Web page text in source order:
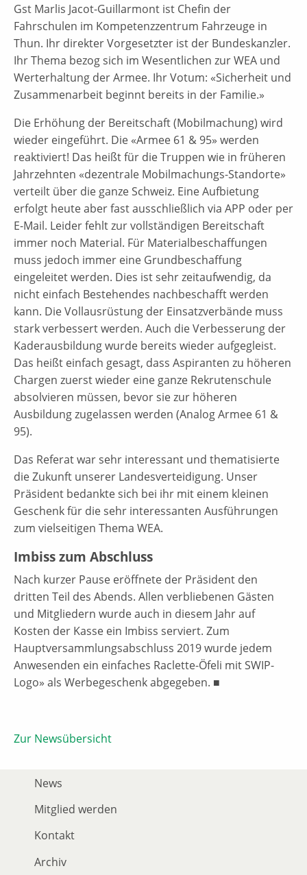
Gst Marlis Jacot-Guillarmont ist Chefin der
Fahrschulen im Kompetenzzentrum Fahrzeuge in
Thun. Ihr direkter Vorgesetzter ist der Bundeskanzler.
Ihr Thema bezog sich im Wesentlichen zur WEA und
Werterhaltung der Armee. Ihr Votum: «Sicherheit und
Zusammenarbeit beginnt bereits in der Familie.»
Die Erhöhung der Bereitschaft (Mobilmachung) wird
wieder eingeführt. Die «Armee 61 & 95» werden
reaktiviert! Das heißt für die Truppen wie in früheren
Jahrzehnten «dezentrale Mobilmachungs-Standorte»
verteilt über die ganze Schweiz. Eine Aufbietung
erfolgt heute aber fast ausschließlich via APP oder per
E-Mail. Leider fehlt zur vollständigen Bereitschaft
immer noch Material. Für Materialbeschaffungen
muss jedoch immer eine Grundbeschaffung
eingeleitet werden. Dies ist sehr zeitaufwendig, da
nicht einfach Bestehendes nachbeschafft werden
kann. Die Vollausrüstung der Einsatzverbände muss
stark verbessert werden. Auch die Verbesserung der
Kaderausbildung wurde bereits wieder aufgegleist.
Das heißt einfach gesagt, dass Aspiranten zu höheren
Chargen zuerst wieder eine ganze Rekrutenschule
absolvieren müssen, bevor sie zur höheren
Ausbildung zugelassen werden (Analog Armee 61 &
95).
Das Referat war sehr interessant und thematisierte
die Zukunft unserer Landesverteidigung. Unser
Präsident bedankte sich bei ihr mit einem kleinen
Geschenk für die sehr interessanten Ausführungen
zum vielseitigen Thema WEA.
Imbiss zum Abschluss
Nach kurzer Pause eröffnete der Präsident den
dritten Teil des Abends. Allen verbliebenen Gästen
und Mitgliedern wurde auch in diesem Jahr auf
Kosten der Kasse ein Imbiss serviert. Zum
Hauptversammlungsabschluss 2019 wurde jedem
Anwesenden ein einfaches Raclette-Öfeli mit SWIP-
Logo» als Werbegeschenk abgegeben. ■
Zur Newsübersicht
News
Mitglied werden
Kontakt
Archiv